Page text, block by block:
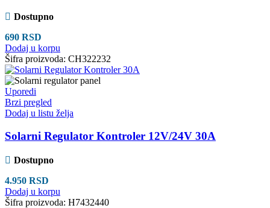
Dostupno
690 RSD
Dodaj u korpu
Šifra proizvoda: CH322232
Uporedi
Brzi pregled
Dodaj u listu želja
Solarni Regulator Kontroler 12V/24V 30A
Dostupno
4.950 RSD
Dodaj u korpu
Šifra proizvoda: H7432440